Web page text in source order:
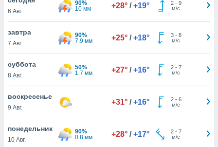
действия
на веб-
основе.
нашей
6 Авг.
90%
10 мм
+28° / +19° 2- 9
м/с
завтра
7 Авг.
90%
7.9 мм
+25° / +18° 3- 8
м/с
суббота
8 Авг.
50%
1.7 мм
+27° / +16° 2- 7
м/с
воскресенье
9 Авг.
+31° / +16° 2- 6
м/с
понедельник
10 Авг.
90%
0.8 мм
+28° / +17° 2- 7
м/с